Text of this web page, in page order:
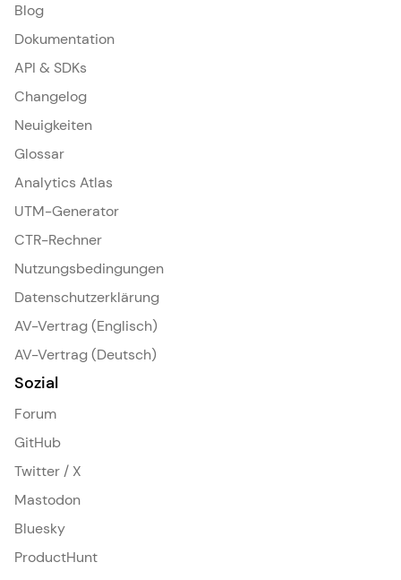
Blog
Dokumentation
API & SDKs
Changelog
Neuigkeiten
Glossar
Analytics Atlas
UTM-Generator
CTR-Rechner
Nutzungsbedingungen
Datenschutzerklärung
AV-Vertrag (Englisch)
AV-Vertrag (Deutsch)
Sozial
Forum
GitHub
Twitter / X
Mastodon
Bluesky
ProductHunt